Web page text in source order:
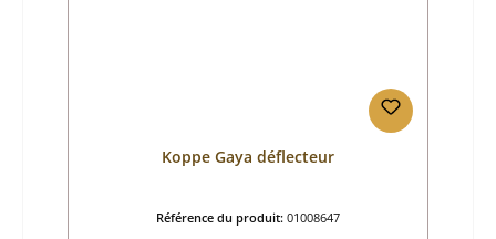
Koppe Gaya déflecteur
Référence du produit: 01008647